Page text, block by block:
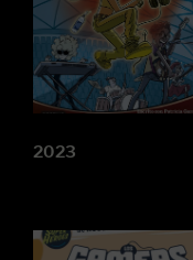
2023